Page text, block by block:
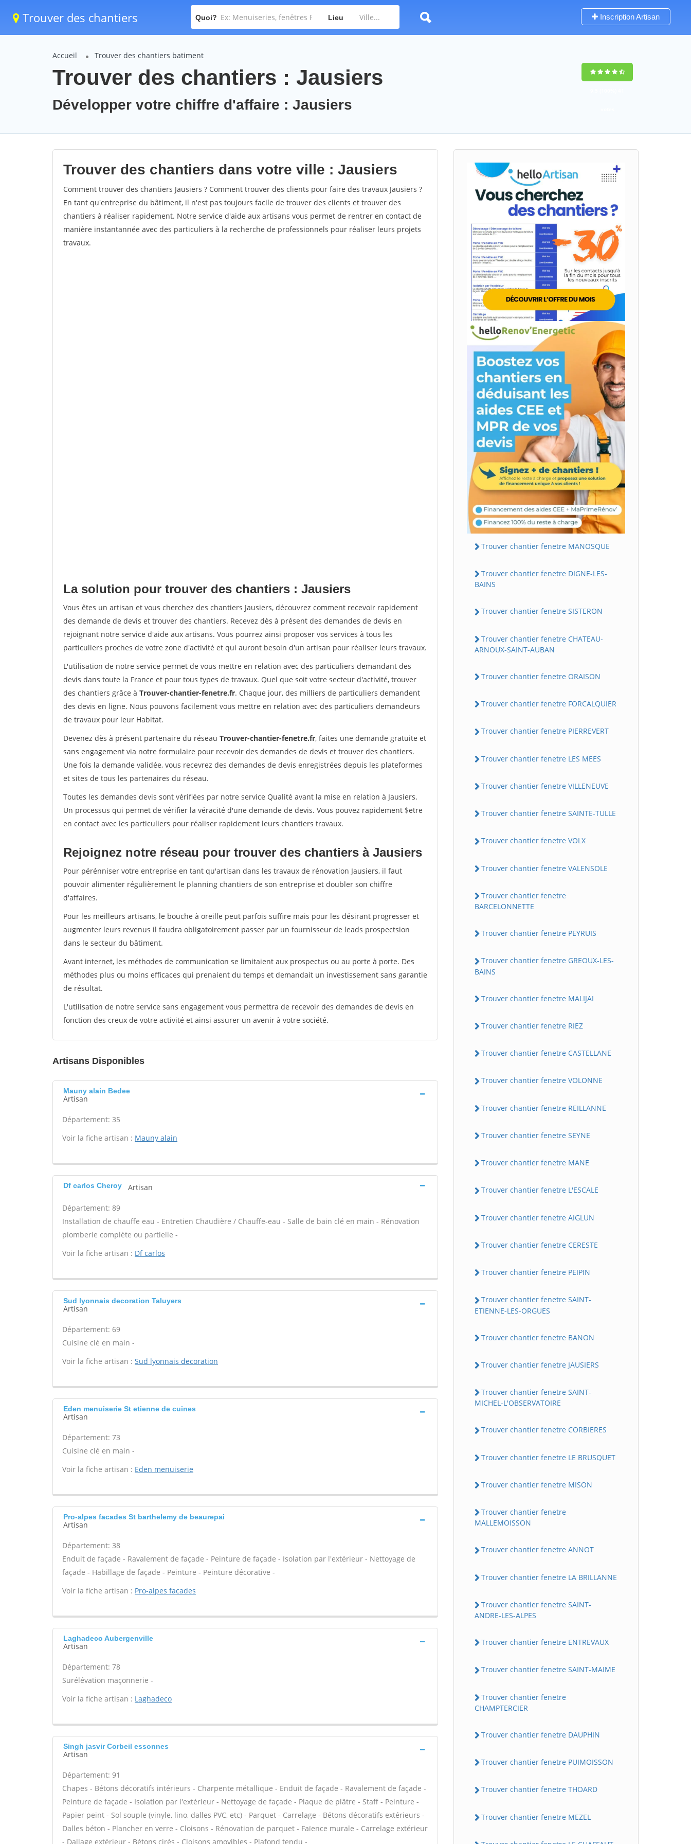
Trouver des chantiers Quoi? Lieu Inscription Artisan
Accueil Trouver des chantiers batiment
Trouver des chantiers : Jausiers
Développer votre chiffre d'affaire : Jausiers
Trouver des chantiers dans votre ville : Jausiers
Comment trouver des chantiers Jausiers ? Comment trouver des clients pour faire des travaux Jausiers ?
En tant qu'entreprise du bâtiment, il n'est pas toujours facile de trouver des clients et trouver des
chantiers à réaliser rapidement. Notre service d'aide aux artisans vous permet de rentrer en contact de
manière instantannée avec des particuliers à la recherche de professionnels pour réaliser leurs projets
travaux.
La solution pour trouver des chantiers : Jausiers
Vous êtes un artisan et vous cherchez des chantiers Jausiers, découvrez comment recevoir rapidement
des demande de devis et trouver des chantiers. Recevez dès à présent des demandes de devis en
rejoignant notre service d'aide aux artisans. Vous pourrez ainsi proposer vos services à tous les
particuliers proches de votre zone d'activité et qui auront besoin d'un artisan pour réaliser leurs travaux.
L'utilisation de notre service permet de vous mettre en relation avec des particuliers demandant des
devis dans toute la France et pour tous types de travaux. Quel que soit votre secteur d'activité, trouver
des chantiers grâce à Trouver-chantier-fenetre.fr. Chaque jour, des milliers de particuliers demandent
des devis en ligne. Nous pouvons facilement vous mettre en relation avec des particuliers demandeurs
de travaux pour leur Habitat.
Devenez dès à présent partenaire du réseau Trouver-chantier-fenetre.fr, faites une demande gratuite et
sans engagement via notre formulaire pour recevoir des demandes de devis et trouver des chantiers.
Une fois la demande validée, vous recevrez des demandes de devis enregistrées depuis les plateformes
et sites de tous les partenaires du réseau.
Toutes les demandes devis sont vérifiées par notre service Qualité avant la mise en relation à Jausiers.
Un processus qui permet de vérifier la véracité d'une demande de devis. Vous pouvez rapidement $etre
en contact avec les particuliers pour réaliser rapidement leurs chantiers travaux.
Rejoignez notre réseau pour trouver des chantiers à Jausiers
Pour pérénniser votre entreprise en tant qu'artisan dans les travaux de rénovation Jausiers, il faut
pouvoir alimenter régulièrement le planning chantiers de son entreprise et doubler son chiffre
d'affaires.
Pour les meilleurs artisans, le bouche à oreille peut parfois suffire mais pour les désirant progresser et
augmenter leurs revenus il faudra obligatoirement passer par un fournisseur de leads prospectsion
dans le secteur du bâtiment.
Avant internet, les méthodes de communication se limitaient aux prospectus ou au porte à porte. Des
méthodes plus ou moins efficaces qui prenaient du temps et demandait un investissement sans garantie
de résultat.
L'utilisation de notre service sans engagement vous permettra de recevoir des demandes de devis en
fonction des creux de votre activité et ainsi assurer un avenir à votre société.
Artisans Disponibles
Mauny alain Bedee
Artisan
Département: 35
Voir la fiche artisan : Mauny alain
Df carlos Cheroy Artisan
Département: 89
Installation de chauffe eau - Entretien Chaudière / Chauffe-eau - Salle de bain clé en main - Rénovation
plomberie complète ou partielle -
Voir la fiche artisan : Df carlos
Sud lyonnais decoration Taluyers
Artisan
Département: 69
Cuisine clé en main -
Voir la fiche artisan : Sud lyonnais decoration
Eden menuiserie St etienne de cuines
Artisan
Département: 73
Cuisine clé en main -
Voir la fiche artisan : Eden menuiserie
Pro-alpes facades St barthelemy de beaurepai
Artisan
Département: 38
Enduit de façade - Ravalement de façade - Peinture de façade - Isolation par l'extérieur - Nettoyage de
façade - Habillage de façade - Peinture - Peinture décorative -
Voir la fiche artisan : Pro-alpes facades
Laghadeco Aubergenville
Artisan
Département: 78
Surélévation maçonnerie -
Voir la fiche artisan : Laghadeco
Singh jasvir Corbeil essonnes
Artisan
Département: 91
Chapes - Bétons décoratifs intérieurs - Charpente métallique - Enduit de façade - Ravalement de façade -
Peinture de façade - Isolation par l'extérieur - Nettoyage de façade - Plaque de plâtre - Staff - Peinture -
Papier peint - Sol souple (vinyle, lino, dalles PVC, etc) - Parquet - Carrelage - Bétons décoratifs extérieurs -
Dalles béton - Plancher en verre - Cloisons - Rénovation de parquet - Faïence murale - Carrelage extérieur
- Dallage extérieur - Bétons cirés - Cloisons amovibles - Plafond tendu -
Trouver chantier fenetre MANOSQUE
Trouver chantier fenetre DIGNE-LES-
BAINS
Trouver chantier fenetre SISTERON
Trouver chantier fenetre CHATEAU-
ARNOUX-SAINT-AUBAN
Trouver chantier fenetre ORAISON
Trouver chantier fenetre FORCALQUIER
Trouver chantier fenetre PIERREVERT
Trouver chantier fenetre LES MEES
Trouver chantier fenetre VILLENEUVE
Trouver chantier fenetre SAINTE-TULLE
Trouver chantier fenetre VOLX
Trouver chantier fenetre VALENSOLE
Trouver chantier fenetre
BARCELONNETTE
Trouver chantier fenetre PEYRUIS
Trouver chantier fenetre GREOUX-LES-
BAINS
Trouver chantier fenetre MALIJAI
Trouver chantier fenetre RIEZ
Trouver chantier fenetre CASTELLANE
Trouver chantier fenetre VOLONNE
Trouver chantier fenetre REILLANNE
Trouver chantier fenetre SEYNE
Trouver chantier fenetre MANE
Trouver chantier fenetre L'ESCALE
Trouver chantier fenetre AIGLUN
Trouver chantier fenetre CERESTE
Trouver chantier fenetre PEIPIN
Trouver chantier fenetre SAINT-
ETIENNE-LES-ORGUES
Trouver chantier fenetre BANON
Trouver chantier fenetre JAUSIERS
Trouver chantier fenetre SAINT-
MICHEL-L'OBSERVATOIRE
Trouver chantier fenetre CORBIERES
Trouver chantier fenetre LE BRUSQUET
Trouver chantier fenetre MISON
Trouver chantier fenetre
MALLEMOISSON
Trouver chantier fenetre ANNOT
Trouver chantier fenetre LA BRILLANNE
Trouver chantier fenetre SAINT-
ANDRE-LES-ALPES
Trouver chantier fenetre ENTREVAUX
Trouver chantier fenetre SAINT-MAIME
Trouver chantier fenetre
CHAMPTERCIER
Trouver chantier fenetre DAUPHIN
Trouver chantier fenetre PUIMOISSON
Trouver chantier fenetre THOARD
Trouver chantier fenetre MEZEL